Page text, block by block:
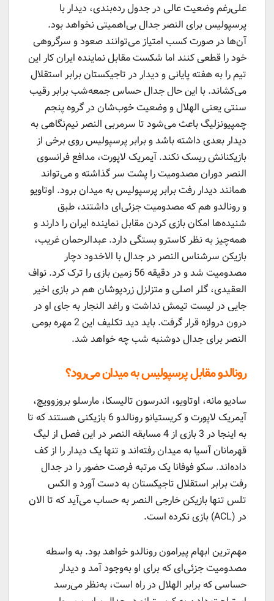
علی‌رغم وضعیت عالی در جدول رده‌بندی، دیدار با
پرسپولیس برای النصر جدال بی‌اهمیتی نخواهد بود.
آن‌ها در صورت کسب امتیاز می‌توانند صعود و سرگروهی
خود را قطعی کنند اما شکست مقابل نماینده ایران کار این
تیم را به هفته پایانی و دیدار در تاجیکستان برابر استقلال
می‌کشاند. با این حال جدال حساس جمعه‌شب برابر رقیب
سنتی یعنی الهلال و وضعیت خوب‌شان در گروه پنجم
چمپیونزلیگ باعث می‌شود تا سرمربی النصر نیم‌نگاهی به
دیدار بعدی داشته باشد و برابر پرسپولیس روی برخی از
بازیکنانش ریسک نکند. آیمریک لاپورت، مدافع فرانسوی
النصر دوران مصدومیت را پشت سر گذاشته و می‌تواند
همانند دیدار رفت برابر پرسپولیس به میدان برود. اوتاویو
و رونالدو هم که مصدومیت جزئی‌ای داشتند، طبق
شنیده‌ها امکان بازی کردن مقابل نماینده ایران را دارند و
همه‌چیز به نظر کاسترو بستگی دارد. عبدالرحمان غریب،
بازیکن سرشناس النصر در جدال با الاخدود دچار
مصدومیت شد و در دقیقه 56 زمین بازی را ترک کرد. نواف
العقیدی، گلر اصلی و متزلزل زردپوشان هم در بازی اخیر
جایی در لیست تیمش نداشت و راغد النجار به جای او در
درون دروازه قرار گرفت. باید دید تکلیف این 2 مهره بومی
النصر برای جدال دوشنبه شب چه خواهد شد.
رونالدو مقابل پرسپولیس به میدان می‌رود؟
سادیو مانه، اوتاویو، اندرسون تالیسکا، مارسلو بروزوویچ،
آیمریک لاپورت و کریستیانو رونالدو 6 بازیکنی هستند که تا
به اینجا در 3 بازی از 4 مسابقه النصر در این فصل از لیگ
قهرمانان آسیا به میدان رفته‌اند و تنها یک دیدار را از کف
داده‌اند. سکو فوفانا یک مرتبه فرصت حضور را در جدال
رفت برابر استقلال تاجیکستان به دست آورد و الکس
تلس تنها بازیکن خارجی النصر به حساب می‌آید که تا الان
در (ACL) بازی نکرده است.
مهم‌ترین ابهام پیرامون رونالدو خواهد بود. به واسطه
مصدومیت جزئی‌ای که برای او به‌وجود آمد و دیدار
حساسی که برابر الهلال در راه است، به‌نظر می‌رسد